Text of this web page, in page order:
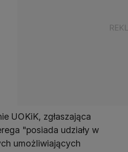
UOKiK, zgłaszająca
"posiada udziały w
umożliwiających